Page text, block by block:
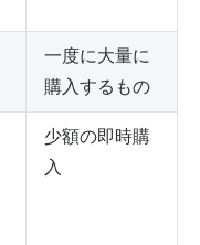
一度に大量に
購入するもの
少額の即時購
入